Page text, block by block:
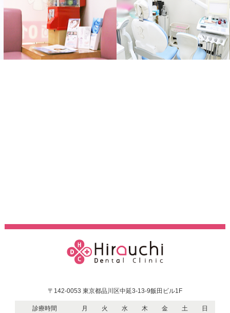
〒142-0053 東京都品川区中延3-13-9飯田ビル1F
診療時間 月 火 水 木 金 土 日